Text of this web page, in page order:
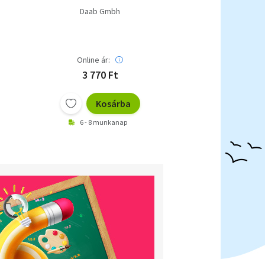
Daab Gmbh
Online ár:
3 770 Ft
Kosárba
6 - 8 munkanap